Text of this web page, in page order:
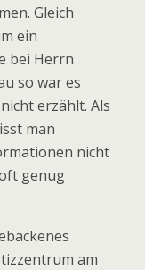
Gleich
ein
bei Herrn
so war es
erzählt. Als
man
nicht
genug
am